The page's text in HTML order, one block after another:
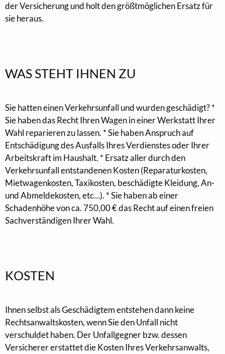
der Versicherung und holt den größtmöglichen Ersatz für
sie heraus.
WAS STEHT IHNEN ZU
Sie hatten einen Verkehrsunfall und wurden geschädigt? *
Sie haben das Recht Ihren Wagen in einer Werkstatt Ihrer
Wahl reparieren zu lassen. * Sie haben Anspruch auf
Entschädigung des Ausfalls Ihres Verdienstes oder Ihrer
Arbeitskraft im Haushalt. * Ersatz aller durch den
Verkehrsunfall entstandenen Kosten (Reparaturkosten,
Mietwagenkosten, Taxikosten, beschädigte Kleidung, An-
und Abmeldekosten, etc…). * Sie haben ab einer
Schadenhöhe von ca. 750,00 € das Recht auf einen freien
Sachverständigen Ihrer Wahl.
KOSTEN
Ihnen selbst als Geschädigtem entstehen dann keine
Rechtsanwaltskosten, wenn Sie den Unfall nicht
verschuldet haben. Der Unfallgegner bzw. dessen
Versicherer erstattet die Kosten Ihres Verkehrsanwalts,